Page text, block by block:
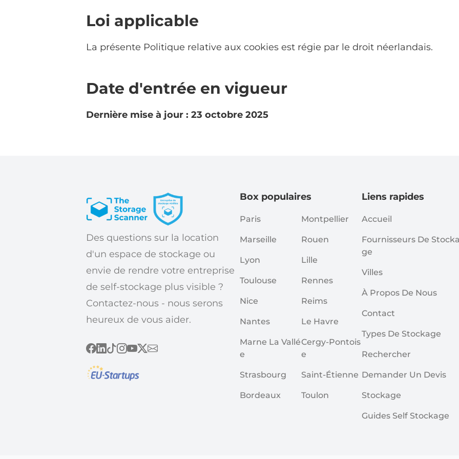
Loi applicable
La présente Politique relative aux cookies est régie par le droit néerlandais.
Date d'entrée en vigueur
Dernière mise à jour : 23 octobre 2025
Des questions sur la location
d'un espace de stockage ou
envie de rendre votre entreprise
de self-stockage plus visible ?
Contactez-nous - nous serons
heureux de vous aider.
Box populaires
Paris
Marseille
Lyon
Toulouse
Nice
Nantes
Marne La Vallé
E
Strasbourg
Bordeaux
Montpellier
Rouen
Lille
Rennes
Reims
Le Havre
Cergy-Pontois
E
Saint-Étienne
Toulon
Liens rapides
Accueil
Fournisseurs De Stocka
Ge
Villes
À Propos De Nous
Contact
Types De Stockage
Rechercher
Demander Un Devis
Stockage
Guides Self Stockage